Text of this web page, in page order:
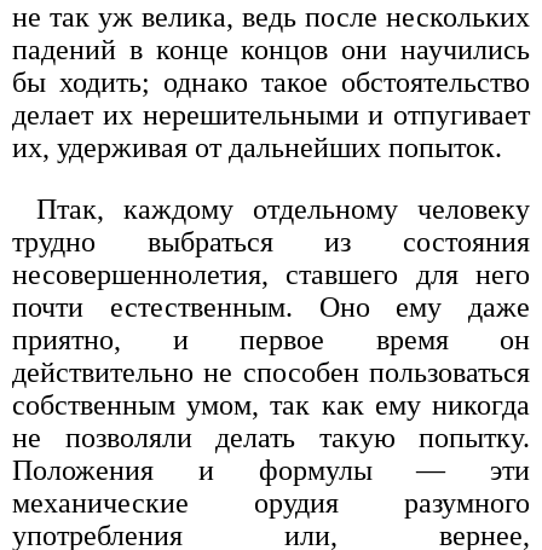
не так уж велика, ведь после нескольких
падений в конце концов они научились
бы ходить; однако такое обстоятельство
делает их нерешительными и отпугивает
их, удерживая от дальнейших попыток.
Птак, каждому отдельному человеку
трудно выбраться из состояния
несовершеннолетия, ставшего для него
почти естественным. Оно ему даже
приятно, и первое время он
действительно не способен пользоваться
собственным умом, так как ему никогда
не позволяли делать такую попытку.
Положения и формулы — эти
механические орудия разумного
употребления или, вернее,